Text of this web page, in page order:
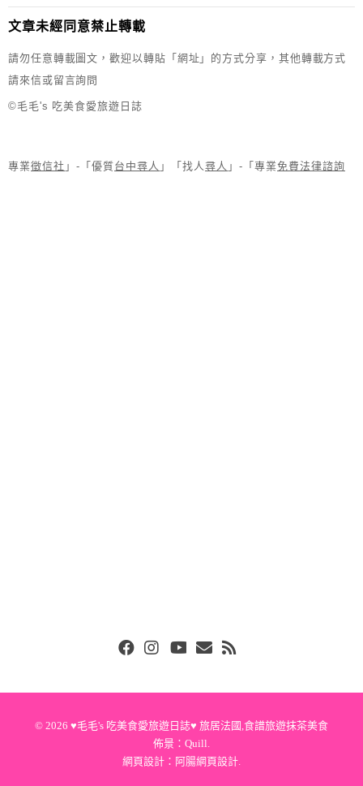
文章未經同意禁止轉載
請勿任意轉載圖文，歡迎以轉貼「網址」的方式分享，其他轉載方式
請來信或留言詢問
©毛毛's 吃美食愛旅遊日誌
專業徵信社 」-「優質台中尋人 」「找人 尋人 」-「專業免費法律諮詢
© 2026 ♥毛毛's 吃美食愛旅遊日誌♥ 旅居法國,食譜旅遊抹茶美食
佈景： Quill
網頁設計： 阿腸網頁設計